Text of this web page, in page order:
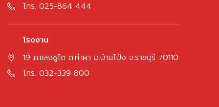
โทร. 025-864 444
โรงงาน
19 ถ.แสงชูโต ต.ท่าผา อ.บ้านโป่ง จ.ราชบุรี 70110
โทร. 032-339 800